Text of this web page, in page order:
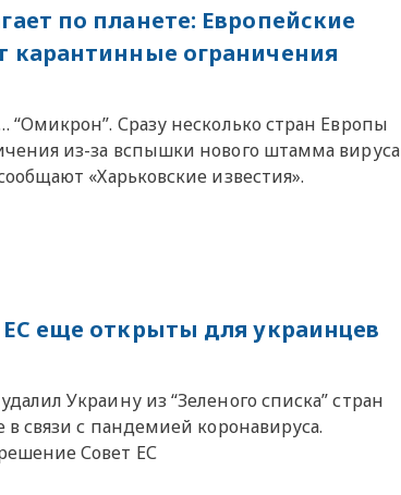
по планете: Европейские
карантинные ограничения
“Омикрон”. Сразу несколько стран Европы
из-за вспышки нового штамма вируса
«Харьковские известия».
еще открыты для украинцев
Украину из “Зеленого списка” стран
связи с пандемией коронавируса.
Совет ЕС